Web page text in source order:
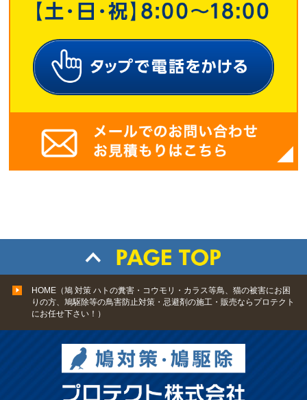
HOME（鳩 対策 ハトの糞害・コウモリ・カラス等鳥、猫の被害にお困
りの方、鳩駆除等の鳥害防止対策・忌避剤の施工・販売ならプロテクト
にお任せ下さい！）